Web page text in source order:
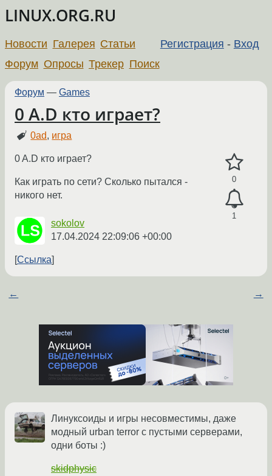
LINUX.ORG.RU
Регистрация - Вход
Новости Галерея Статьи
Форум Опросы Трекер Поиск
Форум — Games
0 A.D кто играет?
0ad, игра
0
1
0 A.D кто играет?
Как играть по сети? Сколько пытался -
никого нет.
sokolov
17.04.2024 22:09:06 +00:00
Ссылка
← →
Линуксоиды и игры несовместимы, даже
модный urban terror с пустыми серверами,
одни боты :)
skidphysic